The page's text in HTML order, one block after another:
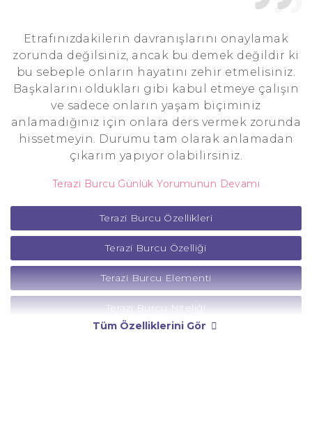
Etrafınızdakilerin davranışlarını onaylamak
zorunda değilsiniz, ancak bu demek değildir ki
bu sebeple onların hayatını zehir etmelisiniz.
Başkalarını oldukları gibi kabul etmeye çalışın
ve sadece onların yaşam biçiminiz
anlamadığınız için onlara ders vermek zorunda
hissetmeyin. Durumu tam olarak anlamadan
çıkarım yapıyor olabilirsiniz.
Terazi Burcu Günlük Yorumunun Devamı
Terazi Burcu Özellikleri
Terazi Burcu Özelliği
Terazi Burcu Elementi
Terazi Burcu Niteliği
Tüm Özelliklerini Gör